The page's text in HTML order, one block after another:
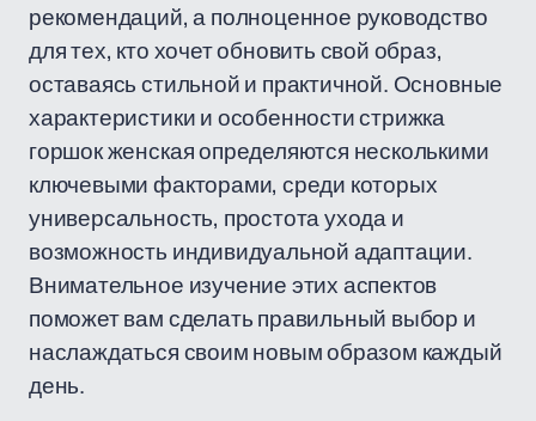
рекомендаций, а полноценное руководство
для тех, кто хочет обновить свой образ,
оставаясь стильной и практичной. Основные
характеристики и особенности стрижка
горшок женская определяются несколькими
ключевыми факторами, среди которых
универсальность, простота ухода и
возможность индивидуальной адаптации.
Внимательное изучение этих аспектов
поможет вам сделать правильный выбор и
наслаждаться своим новым образом каждый
день.